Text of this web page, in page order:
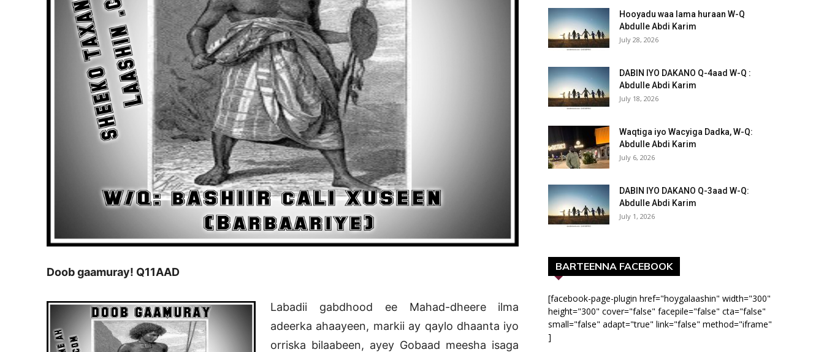
Doob gaamuray! Q11AAD
Labadii gabdhood ee Mahad-dheere ilma
adeerka ahaayeen, markii ay qaylo dhaanta iyo
orriska bilaabeen, ayey Gobaad meesha isaga
Hooyadu waa lama huraan W-Q
Abdulle Abdi Karim
July 28, 2026
DABIN IYO DAKANO Q-4aad W-Q :
Abdulle Abdi Karim
July 18, 2026
Waqtiga iyo Wacyiga Dadka, W-Q:
Abdulle Abdi Karim
July 6, 2026
DABIN IYO DAKANO Q-3aad W-Q:
Abdulle Abdi Karim
July 1, 2026
BARTEENNA FACEBOOK
[facebook-page-plugin href="hoygalaashin" width="300"
height="300" cover="false" facepile="false" cta="false"
small="false" adapt="true" link="false" method="iframe"
]